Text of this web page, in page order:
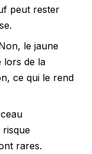
peut rester
le jaune
de la
ce qui le rend
rares.